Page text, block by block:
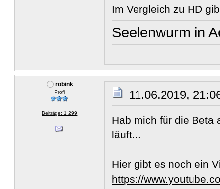
Im Vergleich zu HD
Seelenwurm in
robink
Profi
Beiträge: 1 299
11.06.2019,
Hab mich für die Beta
läuft...
Hier gibt es noch ein
https://